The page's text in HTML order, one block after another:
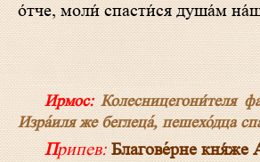
о́тче, моли́ спасти́ся душа́м
Ирмос:Колесницегони́теля
Изра́иля же беглеца́, пешехо́дца
Припев: Благове́рне кня́же